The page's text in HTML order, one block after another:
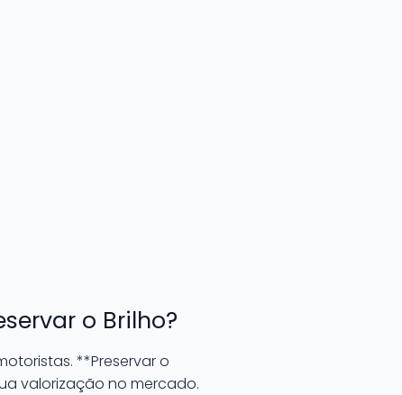
o Brilho?
**Preservar o
valorização no mercado.